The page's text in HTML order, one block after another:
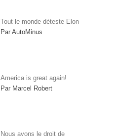
Tout le monde déteste Elon
Par AutoMinus
America is great again!
Par Marcel Robert
Nous avons le droit de